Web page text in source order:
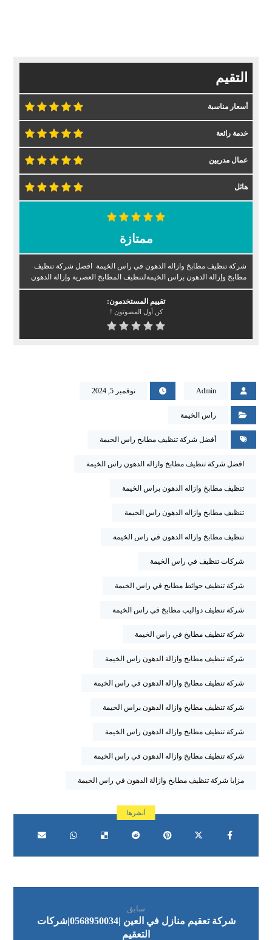
التقيم
أسعار مناسبة
خدمة رائعة
عمال مدربين
هائل
ممتازة
شركة تنظيف مطابخ وازاله الدهون في راس الخيمة افضل شركة تنظيف
مطابخ وإزالة الدهون براس الخيمةلتنظيف المطابخ العصرية وإزالة الدهون
تقييم المستخدمون:
كن أول المصوتون !
Admin نوفمبر 5, 2024
راس الخيمة
أفضل شركة تنظيف مطابخ راس الخيمة
افضل شركة تنظيف مطابخ وازاله الدهون راس الخيمة
تنظيف مطابخ وازاله الدهون براس الخيمة
تنظيف مطابخ وازاله الدهون راس الخيمة
تنظيف مطابخ وازاله الدهون في راس الخيمة
شركات تنظيف في راس الخيمة
شركة تنظيف حوائط مطابخ في راس الخيمة
شركة تنظيف دواليب مطابخ في راس الخيمة
شركة تنظيف مطابخ في راس الخيمة
شركة تنظيف مطابخ وازالة الدهون راس الخيمة
شركة تنظيف مطابخ وازالة الدهون في راس الخيمة
شركة تنظيف مطابخ وازاله الدهون براس الخيمة
شركة تنظيف مطابخ وازاله الدهون راس الخيمة
شركة تنظيف مطابخ وازاله الدهون في راس الخيمة
مزايا شركة تنظيف مطابخ وازالة الدهون في راس الخيمة
سابق
شركة تعقيم منازل في العين |0568950034|شركات
التعقيم